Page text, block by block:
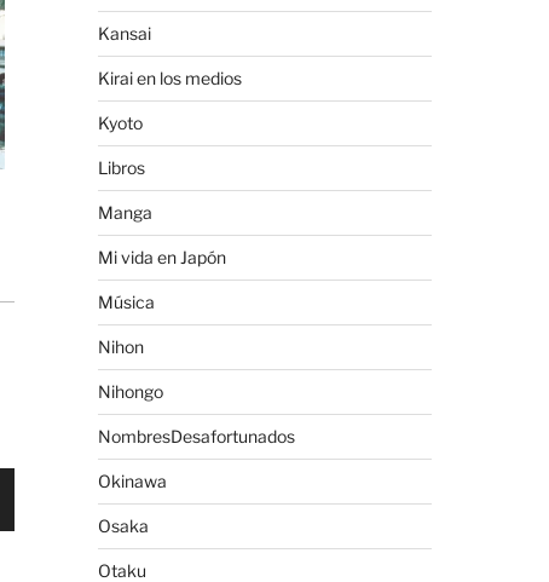
Kansai
Kirai en los medios
Kyoto
Libros
Manga
Mi vida en Japón
Música
Nihon
Nihongo
NombresDesafortunados
Okinawa
Osaka
Otaku